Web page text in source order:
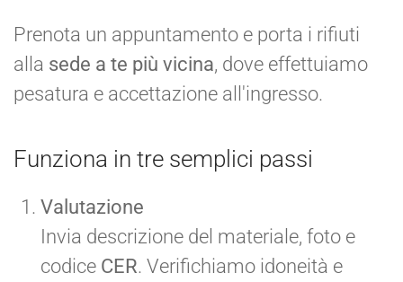
Prenota un appuntamento e porta i rifiuti
alla sede a te più vicina, dove effettuiamo
pesatura e accettazione all'ingresso.
Funziona in tre semplici passi
Valutazione
Invia descrizione del materiale, foto e
codice CER. Verifichiamo idoneità e